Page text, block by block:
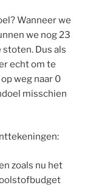
Wanneer we
we nog 23
Dus als
echt om te
weg naar 0
misschien
zoals nu het